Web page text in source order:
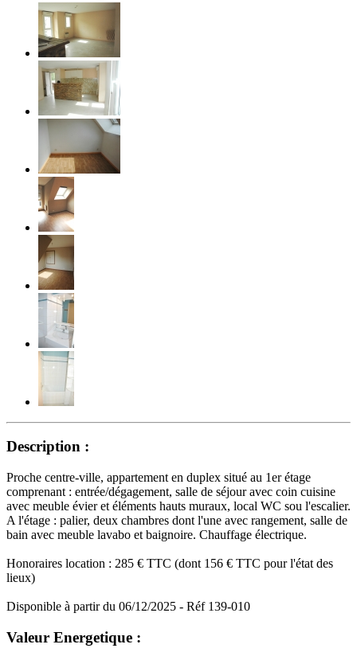
Description :
Proche centre-ville, appartement en duplex situé au 1er étage
comprenant : entrée/dégagement, salle de séjour avec coin cuisine
avec meuble évier et éléments hauts muraux, local WC sou l'escalier.
A l'étage : palier, deux chambres dont l'une avec rangement, salle de
bain avec meuble lavabo et baignoire. Chauffage électrique.
Honoraires location : 285 € TTC (dont 156 € TTC pour l'état des
lieux)
Disponible à partir du 06/12/2025 - Réf 139-010
Valeur Energetique :